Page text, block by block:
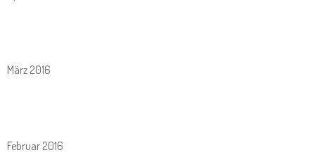
März 2016
Februar 2016